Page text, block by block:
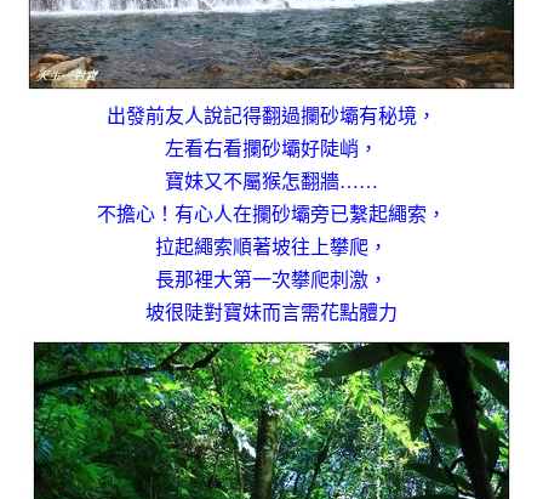
出發前友人說記得翻過攔砂壩有秘境，
左看右看攔砂壩好陡峭，
寶妹又不屬猴怎翻牆……
不擔心！有心人在攔砂壩旁已繫起繩索，
拉起繩索順著坡往上攀爬，
長那裡大第一次攀爬刺激，
坡很陡對寶妹而言需花點體力